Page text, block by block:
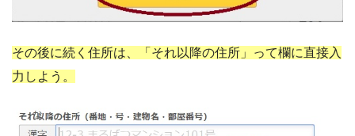
その後に続く住所は、「それ以降の住所」って欄に直接入
力しよう。